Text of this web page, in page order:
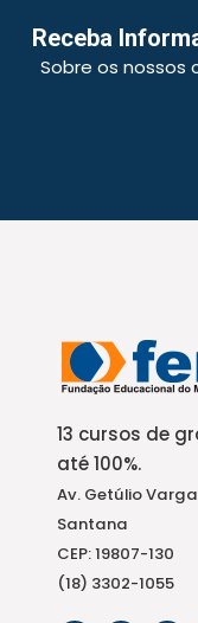
Receba
Sobre os nossos
13 cursos de
até 100%.
Av. Getúlio
Santana
CEP: 19807-130
(18) 3302-1055